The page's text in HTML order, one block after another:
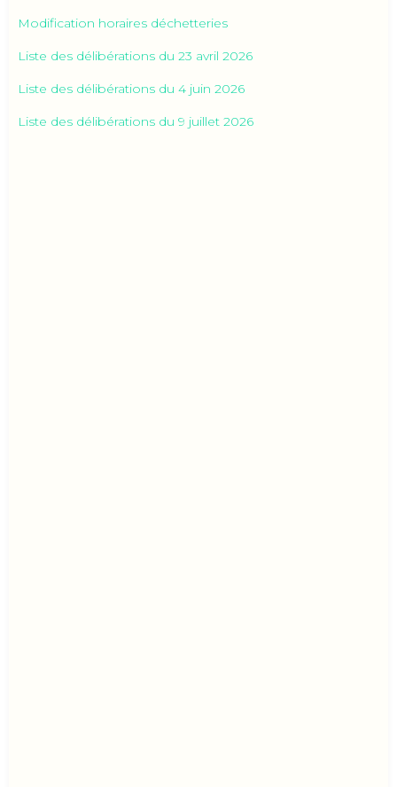
Modification horaires déchetteries
Liste des délibérations du 23 avril 2026
Liste des délibérations du 4 juin 2026
Liste des délibérations du 9 juillet 2026